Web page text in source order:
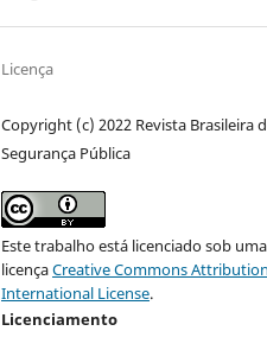
Licença
Copyright (c) 2022 Revista Brasileira
Segurança Pública
Este trabalho está licenciado sob uma
licençaCreative Commons
International License.
Licenciamento